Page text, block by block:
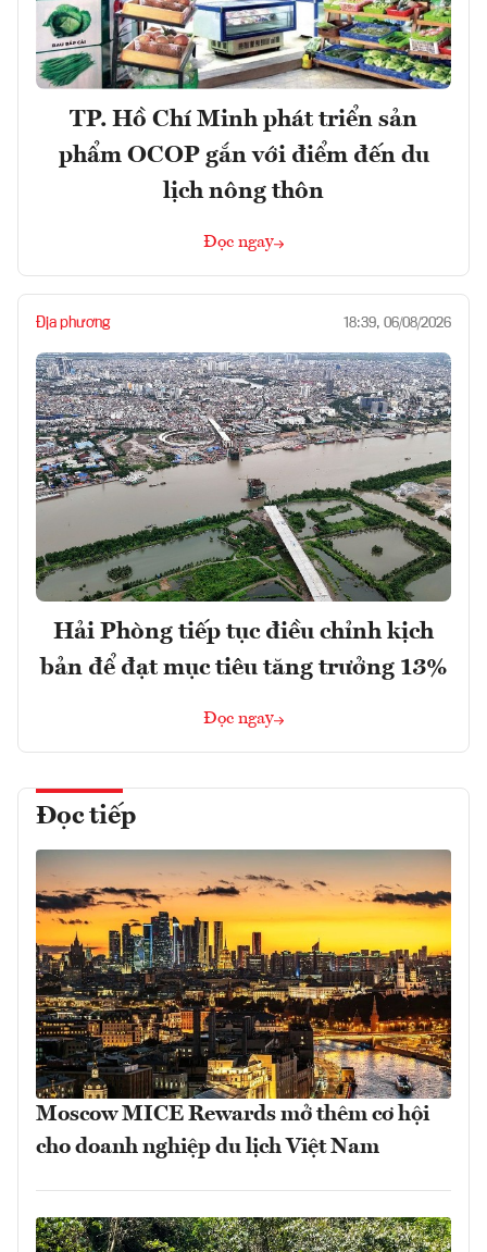
TP. Hồ Chí Minh phát triển sản
phẩm OCOP gắn với điểm đến du
lịch nông thôn
Đọc ngay
Địa phương 18:39, 06/08/2026
Hải Phòng tiếp tục điều chỉnh kịch
bản để đạt mục tiêu tăng trưởng 13%
Đọc ngay
Đọc tiếp
Moscow MICE Rewards mở thêm cơ hội
cho doanh nghiệp du lịch Việt Nam